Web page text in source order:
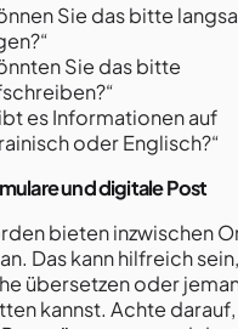
Sie das bitte
Sie das bitte
es Informationen auf
oder Englisch?“
und digitale Post
bieten inzwischen
Das kann hilfreich
übersetzen oder
kannst. Achte